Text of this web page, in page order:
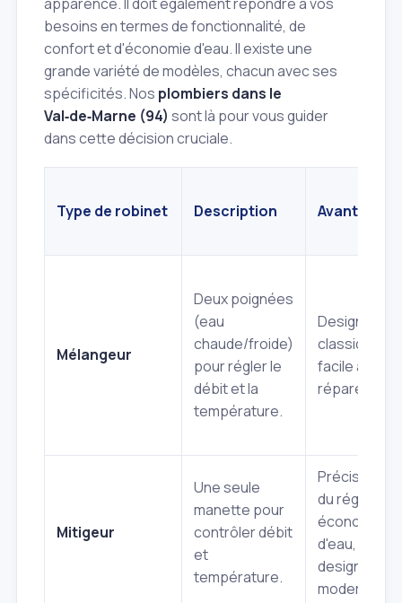
besoins en termes de fonctionnalité, de
confort et d'économie d'eau. Il existe une
grande variété de modèles, chacun avec ses
spécificités. Nos plombiers dans le
Val‑de‑Marne (94) sont là pour vous guider
dans cette décision cruciale.
Type de robinet Description Avantages
Mélangeur
Deux poignées
(eau
chaude/froide)
pour régler le
débit et la
température.
Design
classique,
facile à
réparer.
Mitigeur
Une seule
manette pour
contrôler débit
et
température.
Précision
du réglage,
économie
d'eau,
design
moderne.